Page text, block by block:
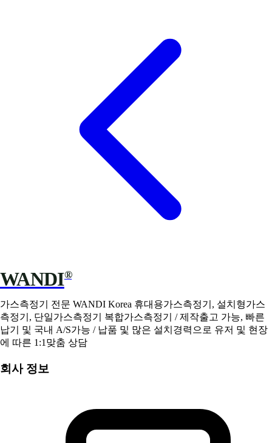
WANDI®
가스측정기 전문 WANDI Korea 휴대용가스측정기, 설치형가스
측정기, 단일가스측정기 복합가스측정기 / 제작출고 가능, 빠른
납기 및 국내 A/S가능 / 납품 및 많은 설치경력으로 유저 및 현장
에 따른 1:1맞춤 상담
회사 정보